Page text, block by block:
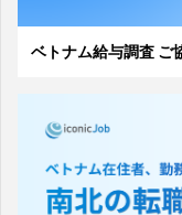
ベトナム給与調査